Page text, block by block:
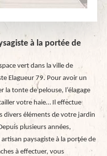
à la portée de
vert dans la ville de
Elagueur 79. Pour avoir un
la tonte de pelouse, l’élagage
votre haie… Il effectue
divers éléments de votre jardin
plusieurs années,
paysagiste à la portée de
à effectuer, vous